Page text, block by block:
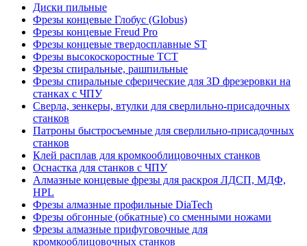
Диски пильные
Фрезы концевые Глобус (Globus)
Фрезы концевые Freud Pro
Фрезы концевые твердосплавные ST
Фрезы высокоскоростные ТСТ
Фрезы спиральные, рашпильные
Фрезы спиральные сферические для 3D фрезеровки на
станках с ЧПУ
Сверла, зенкеры, втулки для сверлильно-присадочных
станков
Патроны быстросъемные для сверлильно-присадочных
станков
Клей расплав для кромкооблицовочных станков
Оснастка для станков с ЧПУ
Алмазные концевые фрезы для раскроя ЛДСП, МДФ,
HPL
Фрезы алмазные профильные DiaTech
Фрезы обгонные (обкатные) со сменными ножами
Фрезы алмазные прифуговочные для
кромкооблицовочных станков